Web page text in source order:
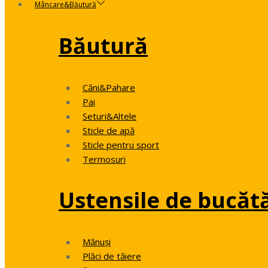
Mâncare&Băutură
Băutură
Căni&Pahare
Pai
Seturi&Altele
Sticle de apă
Sticle pentru sport
Termosuri
Ustensile de
Mănuși
Plăci de tăiere